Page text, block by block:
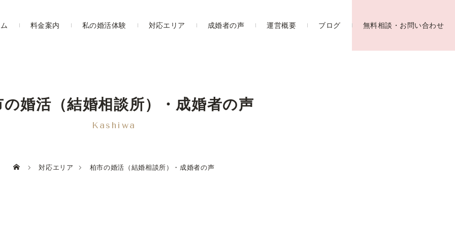
料金案内 私の婚活体験 対応エリア 成婚者の声 運営概要 ブログ 無料相談・お問い合わせ
の婚活（結婚相談所）・成婚者の声
Kashiwa
対応エリア 柏市の婚活（結婚相談所）・成婚者の声